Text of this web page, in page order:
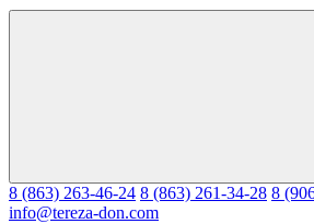
8 (863) 263-46-24 8 (863) 261-34-28 8
info@tereza-don.com